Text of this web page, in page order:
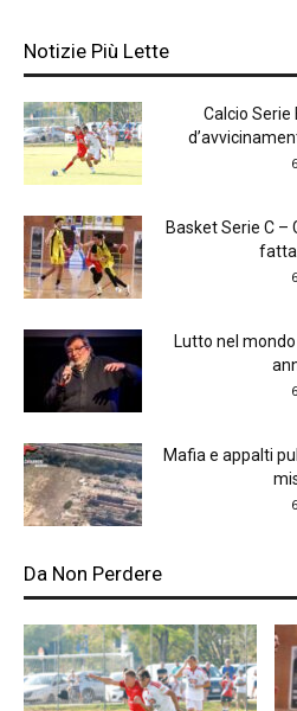
Notizie Più Lette
Calcio Serie
Basket Serie C –
fatta.
Lutto nel
Mafia e appalti
Da Non Perdere